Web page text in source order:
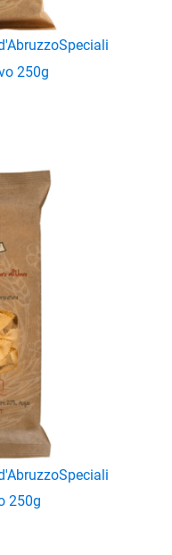
Speciali
250g
Speciali
250g